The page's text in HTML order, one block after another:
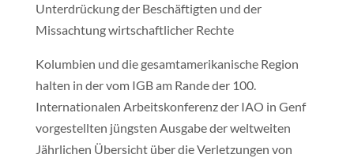
Unterdrückung der Beschäftigten und der
Missachtung wirtschaftlicher Rechte
Kolumbien und die gesamtamerikanische Region
halten in der vom IGB am Rande der 100.
Internationalen Arbeitskonferenz der IAO in Genf
vorgestellten jüngsten Ausgabe der weltweiten
Jährlichen Übersicht über die Verletzungen von